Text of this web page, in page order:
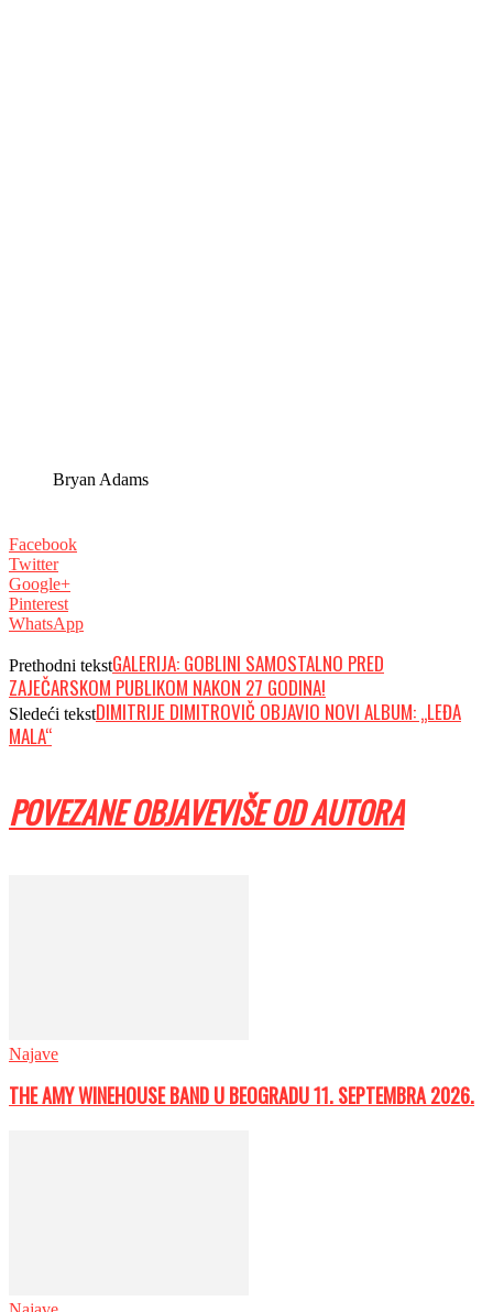
Bryan Adams
Facebook
Twitter
Google+
Pinterest
WhatsApp
Prethodni tekstGALERIJA: GOBLINI SAMOSTALNO PRED
ZAJEČARSKOM PUBLIKOM NAKON 27 GODINA!
Sledeći tekstDIMITRIJE DIMITROVIČ OBJAVIO NOVI ALBUM: „LEĐA
MALA“
POVEZANE OBJAVEVIŠE OD AUTORA
Najave
THE AMY WINEHOUSE BAND U BEOGRADU 11. SEPTEMBRA 2026.